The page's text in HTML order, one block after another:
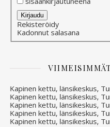
Alternative:
Kirjaudu
Rekisteröidy
Kadonnut salasana
Kapinen kettu, länsikeskus,
Kapinen kettu, länsikeskus,
Kapinen kettu, länsikeskus,
Kapinen kettu, länsikeskus,
Kapinen kettu, länsikeskus,